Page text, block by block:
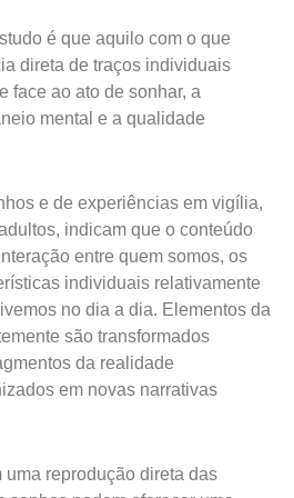
é que aquilo com o que
direta de traços individuais
face ao ato de sonhar, a
mental e a qualidade
e de experiências em vigília,
indicam que o conteúdo
entre quem somos, os
individuais relativamente
no dia a dia. Elementos da
são transformados
da realidade
em novas narrativas
uma reprodução direta das